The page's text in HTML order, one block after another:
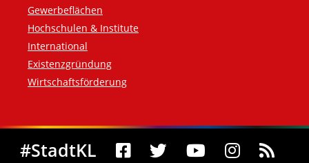
Gewerbeflächen
Hochschulen & Institute
International
Existenzgründung
Wirtschaftsförderung
Social Media
#StadtKL